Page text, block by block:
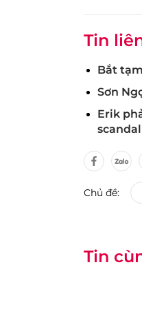
Tin
Bắt
Sơn
Erik
Chủ đề:
Tin